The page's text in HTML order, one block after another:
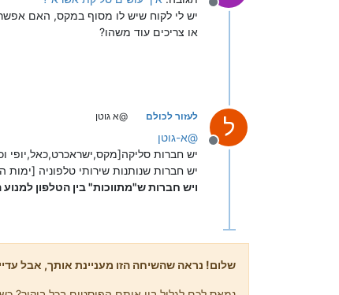
מנותקיש לי לקוח שיש לו מסוף במקס, האם
או צריכים עוד משהו?
ל
מנותק
לעזור לכולם @א גוטן
@א-גוטן
יש חברות סליקה[מקס,ישראכרט,כאל,יופי
יש חברות שנותנות שירותי טלפוניה [ימות
ויש חברות ש"מתווכות" בין הטלפון
שלום! נראה שהשיחה הזו מעניינת אותך, אבל